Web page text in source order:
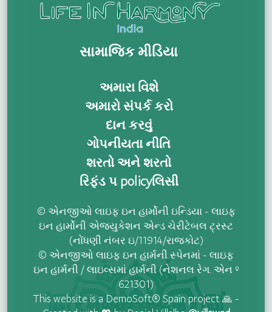
સામાજિક મીડિયા
અમારા વિશે
અમારો સંપર્ક કરો
દાન કરવું
ગોપનીયતા નીતિ
શરતો અને શરતો
રિફંડ પ policyલિસી
© એનજીઓ લાઇફ ઇન હાર્મોની ઇન્ડિયા - લાઇફ
ઇન હાર્મોની એજ્યુકેશન એન્ડ ચેરીટેબલ ટ્રસ્ટ
(નોંધણી નંબર ઇ/11914/રાજકોટ)
© એનજીઓ લાઇફ ઇન હાર્મની સ્પેનમાં - લાઇફ
ઇન હાર્મની / લાઇવ્સમાં હાર્મની (નેશનલ રેગ. એન º
621301)
This website is a DemoSoft® Spain project 🙏 -